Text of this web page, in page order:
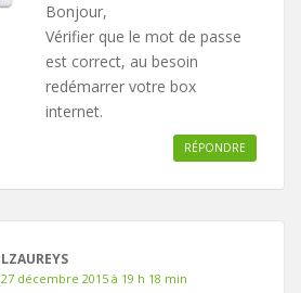
Bonjour,
Vérifier que le mot de passe
est correct, au besoin
redémarrer votre box
internet.
RÉPONDRE
LZAUREYS
27 décembre 2015 à 19 h 18 min